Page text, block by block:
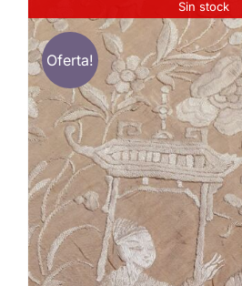
Sin stock
Oferta!